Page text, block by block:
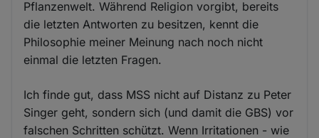
Pflanzenwelt. Während Religion vorgibt, bereits
die letzten Antworten zu besitzen, kennt die
Philosophie meiner Meinung nach noch nicht
einmal die letzten Fragen.
Ich finde gut, dass MSS nicht auf Distanz zu Peter
Singer geht, sondern sich (und damit die GBS) vor
falschen Schritten schützt. Wenn Irritationen - wie